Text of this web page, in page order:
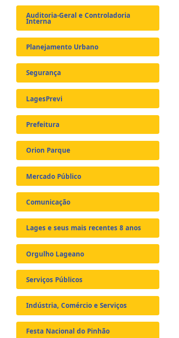
Auditoria-Geral e Controladoria
Interna
Planejamento Urbano
Segurança
LagesPrevi
Prefeitura
Orion Parque
Mercado Público
Comunicação
Lages e seus mais recentes 8 anos
Orgulho Lageano
Serviços Públicos
Indústria, Comércio e Serviços
Festa Nacional do Pinhão